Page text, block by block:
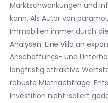
Marktschwankungen und
kann. Als Autor von
Immobilien immer durch
Analysen: Eine Villa an
Anschaffungs- und
langfristig attraktive
robuste Mietnachfrage.
Investition nicht isoliert